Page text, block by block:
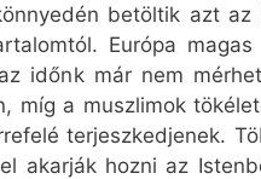
betöltik azt
Európa
időnk már nem
míg a muszlimok
terjeszkedjenek.
akarják hozni az